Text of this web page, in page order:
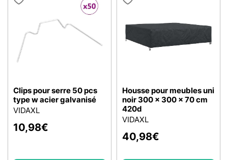
Clips pour serre 50 pcs
type w acier galvanisé
VIDAXL
10,98€
Housse pour meubles uni
noir 300 x 300 x 70 cm
420d
VIDAXL
40,98€